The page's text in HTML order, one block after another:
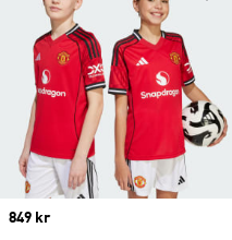
Price
849 kr